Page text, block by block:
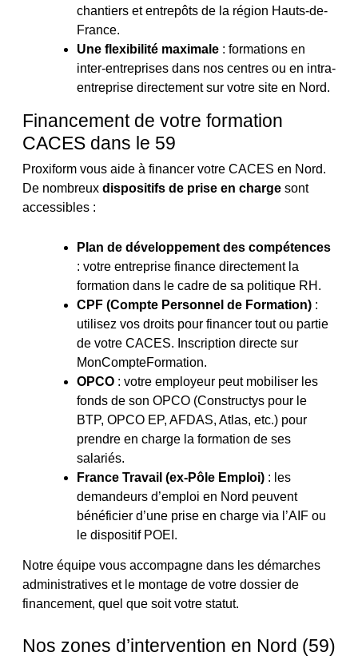
chantiers et entrepôts de la région Hauts-de-
France.
Une flexibilité maximale : formations en
inter-entreprises dans nos centres ou en intra-
entreprise directement sur votre site en Nord.
Financement de votre formation
CACES dans le 59
Proxiform vous aide à financer votre CACES en Nord.
De nombreux dispositifs de prise en charge sont
accessibles :
Plan de développement des compétences
: votre entreprise finance directement la
formation dans le cadre de sa politique RH.
CPF (Compte Personnel de Formation) :
utilisez vos droits pour financer tout ou partie
de votre CACES. Inscription directe sur
MonCompteFormation.
OPCO : votre employeur peut mobiliser les
fonds de son OPCO (Constructys pour le
BTP, OPCO EP, AFDAS, Atlas, etc.) pour
prendre en charge la formation de ses
salariés.
France Travail (ex-Pôle Emploi) : les
demandeurs d’emploi en Nord peuvent
bénéficier d’une prise en charge via l’AIF ou
le dispositif POEI.
Notre équipe vous accompagne dans les démarches
administratives et le montage de votre dossier de
financement, quel que soit votre statut.
Nos zones d’intervention en Nord (59)